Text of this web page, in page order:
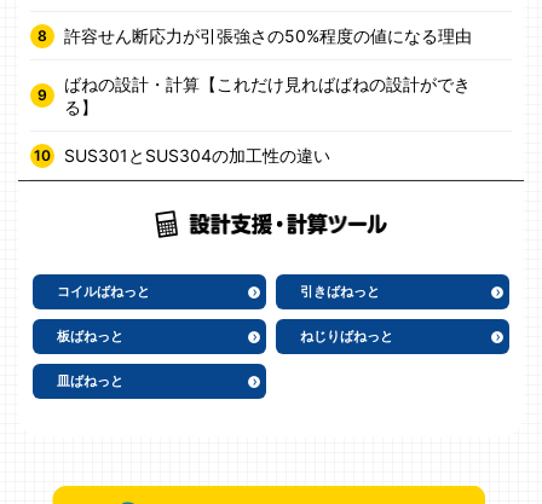
許容せん断応力が引張強さの50%程度の値になる理由
ばねの設計・計算【これだけ見ればばねの設計ができ
る】
SUS301とSUS304の加工性の違い
コイルばねっと 引きばねっと
板ばねっと ねじりばねっと
皿ばねっと